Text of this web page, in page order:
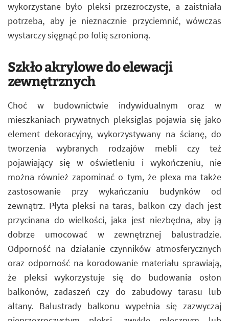
wykorzystane było pleksi przezroczyste, a zaistniała
potrzeba, aby je nieznacznie przyciemnić, wówczas
wystarczy sięgnąć po folię szronioną.
Szkło akrylowe do elewacji
zewnętrznych
Choć w budownictwie indywidualnym oraz w
mieszkaniach prywatnych pleksiglas pojawia się jako
element dekoracyjny, wykorzystywany na ścianę, do
tworzenia wybranych rodzajów mebli czy też
pojawiający się w oświetleniu i wykończeniu, nie
można również zapominać o tym, że plexa ma także
zastosowanie przy wykańczaniu budynków od
zewnątrz. Płyta pleksi na taras, balkon czy dach jest
przycinana do wielkości, jaka jest niezbędna, aby ją
dobrze umocować w zewnętrznej balustradzie.
Odporność na działanie czynników atmosferycznych
oraz odporność na korodowanie materiału sprawiają,
że pleksi wykorzystuje się do budowania osłon
balkonów, zadaszeń czy do zabudowy tarasu lub
altany. Balustrady balkonu wypełnia się zazwyczaj